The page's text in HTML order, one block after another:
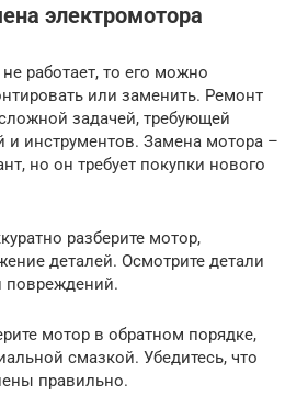
электромотора
работает, то его можно
или заменить. Ремонт
задачей, требующей
и инструментов. Замена мотора –
но он требует покупки нового
разберите мотор,
деталей. Осмотрите детали
повреждений.
мотор в обратном порядке,
смазкой. Убедитесь, что
правильно.